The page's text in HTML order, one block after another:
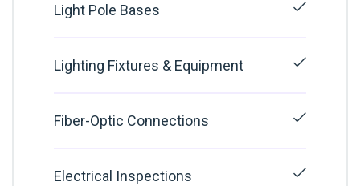
Light Pole Bases
Lighting Fixtures & Equipment
Fiber-Optic Connections
Electrical Inspections